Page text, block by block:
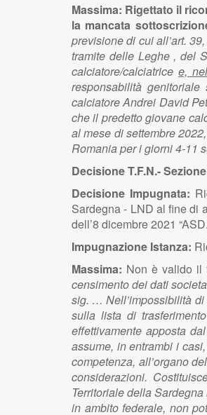
Massima: Rigettato il
la mancata
previsione di cui all’art.
tramite delle Leghe , del
calciatore/calciatricee,
responsabilità
calciatore Andrei David
che il predetto giovane
al mese di settembre
Romania per i giorni 4-11
Decisione T.F.N.-
Decisione Impugnata:
Sardegna - LND al fine di
dell’8 dicembre 2021
Impugnazione Istanza:
Massima: Non è valido il
censimento dei dati
sig. … Nell’impossibilità di
sulla lista di
effettivamente apposta
assume, in entrambi i
competenza, all’organo
considerazioni.
Territoriale della
in ambito federale, non